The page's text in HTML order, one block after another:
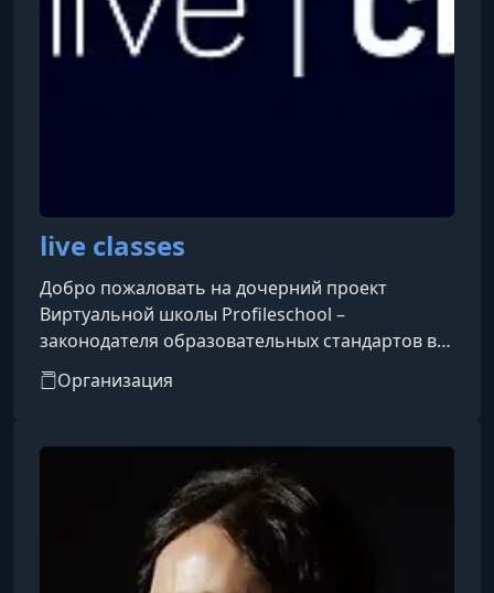
live classes
Добро пожаловать на дочерний проект
Виртуальной школы Profileschool –
законодателя образовательных стандартов в
Рунете.Более пяти лет наши специалисты
работали над созданием эффективных
занимались поиском выдающихся
специалистов в России и за рубежом,
адаптировали лучшие из существующих
программ для онлайн-формата и создавали
новые. Теперь наш опыт доступен в новом
формате: на первой профессиональной образ
Организация